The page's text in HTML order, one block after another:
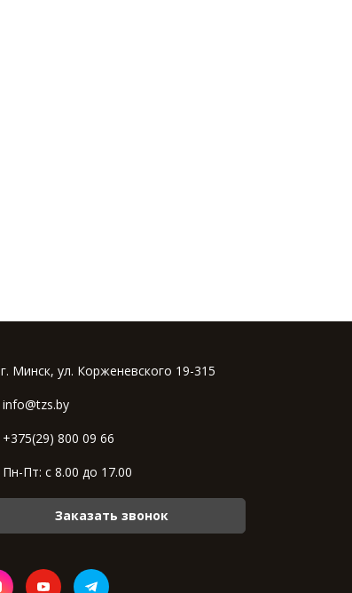
г. Минск, ул. Корженевского 19-315
info@tzs.by
+375(29) 800 09 66
Пн-Пт: с 8.00 до 17.00
Заказать звонок